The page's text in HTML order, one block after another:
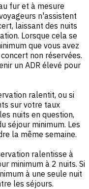
fur et à mesure
n'assistent
laissant des nuits
Lorsque cela se
que vous avez
non réservées.
un ADR élevé pour
ralentit, ou si
sur votre taux
nuits en question,
séjour minimum. Les
la même semaine.
ralentisse à
minimum à 2 nuits. Si
à une seule nuit
les séjours.